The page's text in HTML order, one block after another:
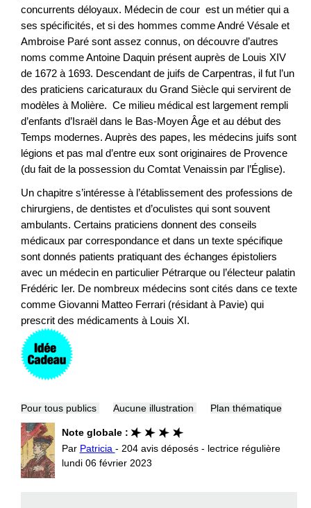
concurrents déloyaux. Médecin de cour est un métier qui a
ses spécificités, et si des hommes comme André Vésale et
Ambroise Paré sont assez connus, on découvre d’autres
noms comme Antoine Daquin présent auprès de Louis XIV
de 1672 à 1693. Descendant de juifs de Carpentras, il fut l’un
des praticiens caricaturaux du Grand Siècle qui servirent de
modèles à Molière. Ce milieu médical est largement rempli
d’enfants d’Israël dans le Bas-Moyen Âge et au début des
Temps modernes. Auprès des papes, les médecins juifs sont
légions et pas mal d’entre eux sont originaires de Provence
(du fait de la possession du Comtat Venaissin par l’Église).
Un chapitre s’intéresse à l’établissement des professions de
chirurgiens, de dentistes et d’oculistes qui sont souvent
ambulants. Certains praticiens donnent des conseils
médicaux par correspondance et dans un texte spécifique
sont donnés patients pratiquant des échanges épistoliers
avec un médecin en particulier Pétrarque ou l’électeur palatin
Frédéric Ier. De nombreux médecins sont cités dans ce texte
comme Giovanni Matteo Ferrari (résidant à Pavie) qui
prescrit des médicaments à Louis XI.
Pour tous publics Aucune illustration Plan thématique
Note globale :
Par Patricia - 204 avis déposés - lectrice régulière
lundi 06 février 2023